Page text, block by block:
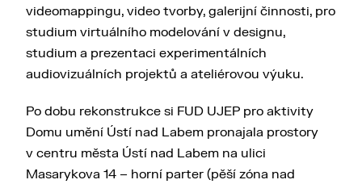
videomappingu, video tvorby, galerijní činnosti, pro
studium virtuálního modelování v designu,
studium a prezentaci experimentálních
audiovizuálních projektů a ateliérovou výuku.
Po dobu rekonstrukce si FUD UJEP pro aktivity
Domu umění Ústí nad Labem pronajala prostory
v centru města Ústí nad Labem na ulici
Masarykova 14 – horní parter (pěší zóna nad